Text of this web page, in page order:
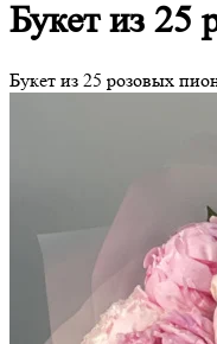
Букет из 25
Букет из 25 розовых